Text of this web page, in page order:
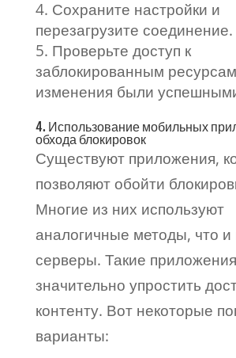
Сохраните настройки и
перезагрузите соединение.
Проверьте доступ к
заблокированным
изменения были
4. Использование мобильных
обхода блокировок
Существуют приложения,
позволяют обойти
Многие из них используют
аналогичные методы, что и
серверы. Такие
значительно упростить
контенту. Вот некоторые
варианты: